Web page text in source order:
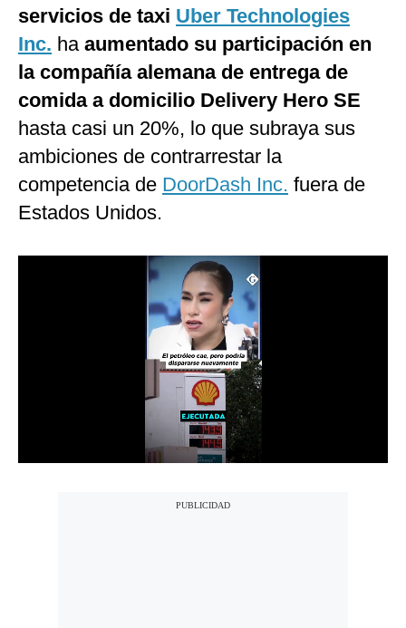
España
Tecnología
Club del Suscriptor
G de Gestión
servicios de taxi Uber Technologies
Inc. ha aumentado su participación en
la compañía alemana de entrega de
comida a domicilio Delivery Hero SE
hasta casi un 20%, lo que subraya sus
ambiciones de contrarrestar la
competencia de DoorDash Inc. fuera de
Estados Unidos.